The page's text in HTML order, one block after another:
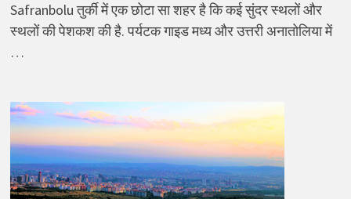
Safranbolu तुर्की में एक छोटा सा शहर है कि कई सुंदर स्थलों और
स्थलों की पेशकश की है. पर्यटक गाइड मध्य और उत्तरी अनातोलिया में
…